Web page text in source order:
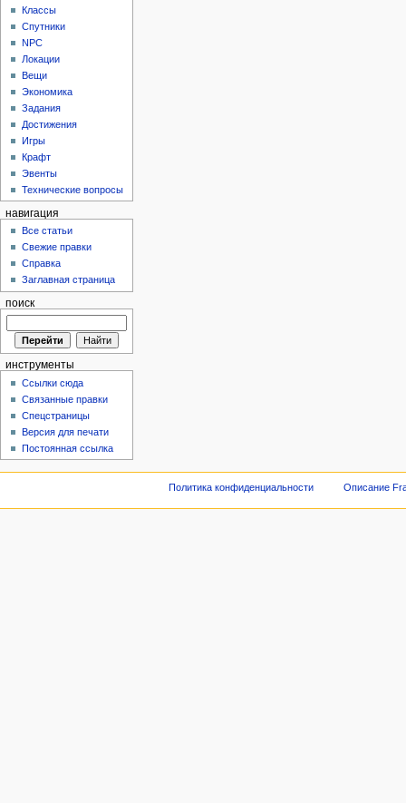
Классы
Спутники
NPC
Локации
Вещи
Экономика
Задания
Достижения
Игры
Крафт
Эвенты
Технические вопросы
навигация
Все статьи
Свежие правки
Справка
Заглавная страница
поиск
инструменты
Ссылки сюда
Связанные правки
Спецстраницы
Версия для печати
Постоянная ссылка
Политика конфиденциальности Описание